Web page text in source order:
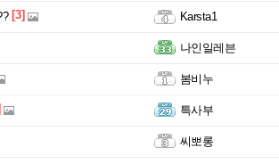
[3] Karsta1
나인일레븐
봄비누
특사부
씨뽀롱